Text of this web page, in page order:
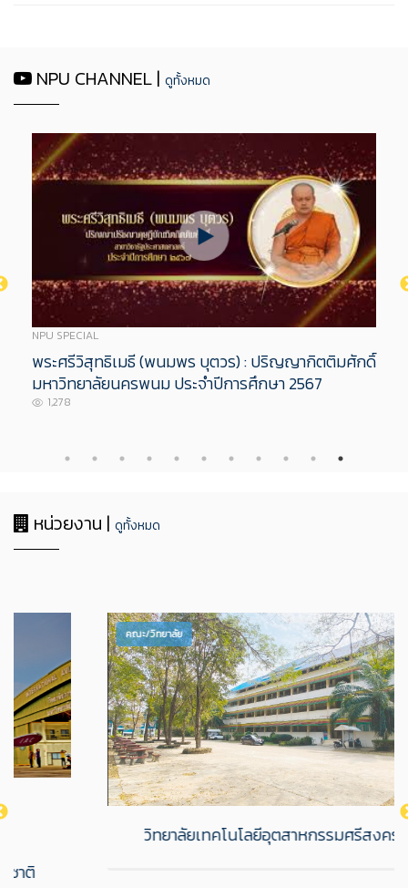
NPU CHANNEL | ดูทั้งหมด
NPU SPECIAL
พระศรีวิสุทธิเมธี (พนมพร บุตวร) : ปริญญากิตติมศักดิ์
มหาวิทยาลัยนครพนม ประจำปีการศึกษา 2567
1,278
หน่วยงาน | ดูทั้งหมด
วิทยาลัยเทคโนโลยีอุตสาหกรรมศรีสงคราม